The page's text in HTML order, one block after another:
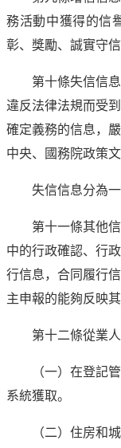
務活動中獲得的信
彰、獎勵、誠實守信
第十條失信信
違反法律法規而受
確定義務的信息，
中央、國務院政策
失信信息分為
第十一條其他
中的行政確認、行
行信息，合同履行
主申報的能夠反映
第十二條從業
（一）在登記
系統獲取。
（二）住房和